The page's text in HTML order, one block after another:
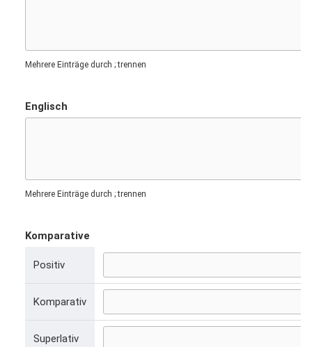
Mehrere Einträge durch ; trennen
Englisch
Mehrere Einträge durch ; trennen
Komparative
Positiv
Komparativ
Superlativ